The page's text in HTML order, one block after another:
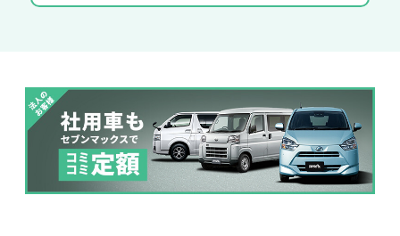
落書き
いたずら
バンパー
破損
※たすカッターをご利用頂く場合、免責金額が１回あたり5,000円
掛かります。